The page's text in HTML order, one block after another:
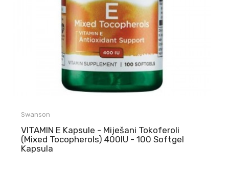
Swanson
VITAMIN E Kapsule - Miješani Tokoferoli
(Mixed Tocopherols) 400IU - 100 Softgel
Kapsula